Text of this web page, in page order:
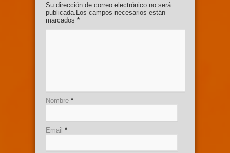
Su dirección de correo electrónico no será
publicada.Los campos necesarios están
marcados *
Nombre *
Email *